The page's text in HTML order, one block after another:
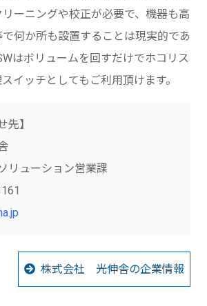
ーニングや校正が必要で、機器も高
何か所も設置することは現実的であ
はボリュームを回すだけでホコリス
イッチとしてもご利用頂けます。
先】
リューション営業課
株式会社 光伸舎の企業情報